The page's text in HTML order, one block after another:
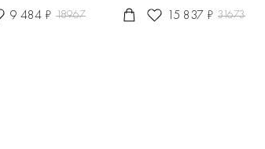
9 484 ₽ 18967 15 837 ₽ 31673